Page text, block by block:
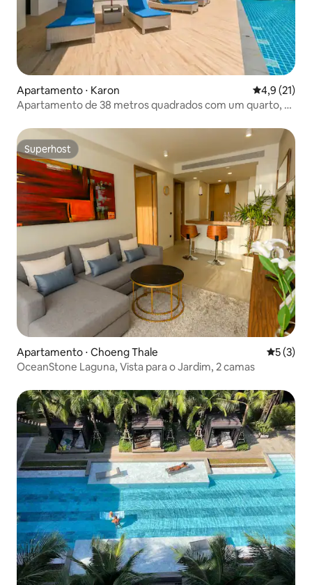
básicos.
Apartamento ⋅ Karon 4,9 de uma
4,9 (21)
Apartamento de 38 metros quadrados com um quarto, a
Superhost
Superhost
Apartamento ⋅ Choeng Thale 5 de
5 (3)
OceanStone Laguna, Vista para o Jardim, 2 camas